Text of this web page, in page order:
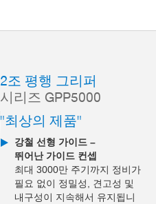
2조 평행 그리퍼
시리즈 GPP5000
"최상의 제품"
강철 선형 가이드 –
뛰어난 가이드 컨셉
최대 3000만 주기까지 정비가
필요 없이 정밀성, 견고성 및
내구성이 지속해서 유지됩니